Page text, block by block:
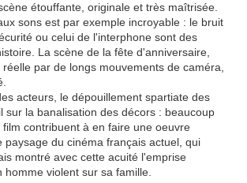
étouffante, originale et très maîtrisée.
sons est par exemple incroyable : le bruit
ou celui de l'interphone sont des
La scène de la fête d'anniversaire,
par de longs mouvements de caméra,
acteurs, le dépouillement spartiate des
sur la banalisation des décors : beaucoup
contribuent à en faire une oeuvre
paysage du cinéma français actuel, qui
montré avec cette acuité l'emprise
homme violent sur sa famille.